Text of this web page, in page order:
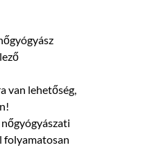
van lehetőség,
folyamatosan